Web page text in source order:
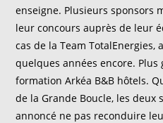
enseigne. Plusieurs sponsors
leur concours auprès de leur
cas de la Team
quelques années encore. Plus
formation Arkéa B&B hôtels.
de la Grande Boucle, les deux
annoncé ne pas reconduire